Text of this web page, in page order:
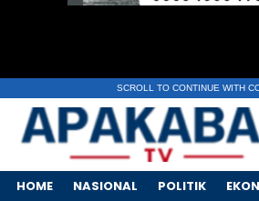
SCROLL TO CONTINUE WITH
HOME NASIONAL POLITIK